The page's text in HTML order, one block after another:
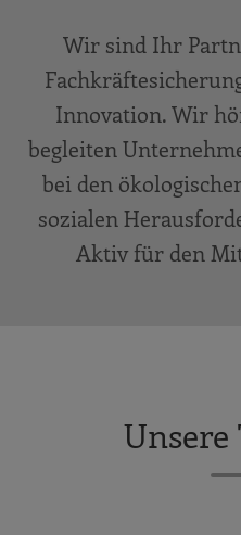
Wir sind Ihr
Innovation. Wir
begleiten
bei den
sozialen
Aktiv für den